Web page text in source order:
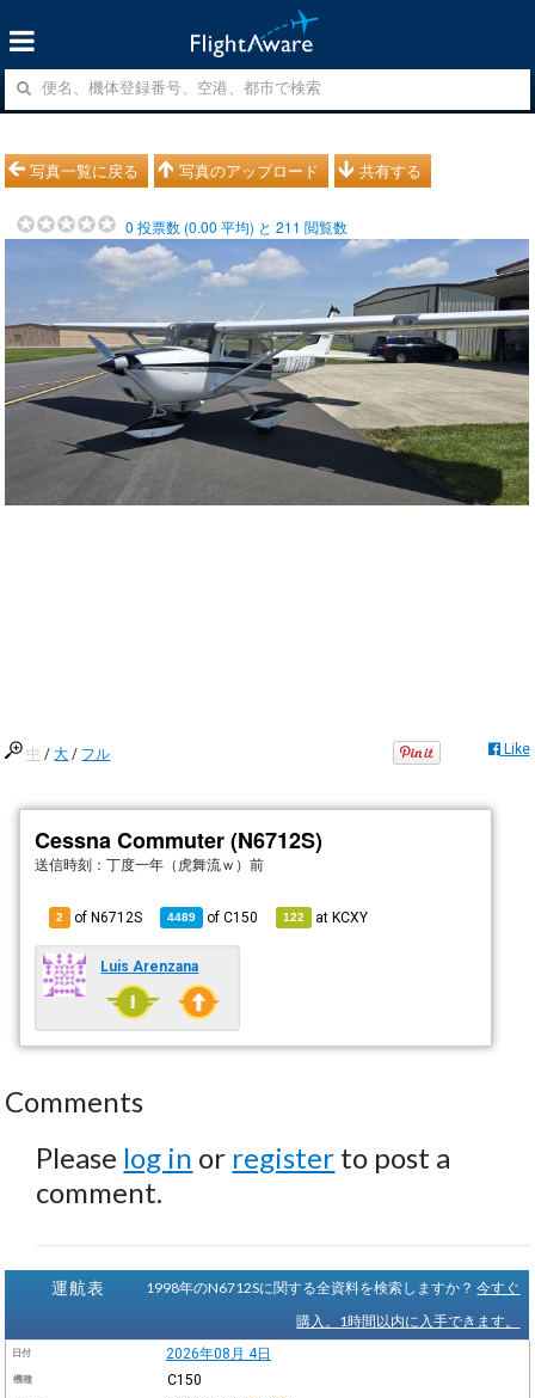
写真一覧に戻る 写真のアップロード 共有する
0 投票数 (0.00 平均) と211 閲覧数
中 /大 / フル Like
Cessna Commuter (N6712S)
送信時刻：丁度一年（虎舞流ｗ）前
2 of N6712S 4489 ofC150 122 atKCXY
Luis Arenzana
Comments
Please log in or register to post a
comment.
運航表 1998年のN6712Sに関する全資料を検索しますか？今すぐ
購入。1時間以内に入手できます。
日付 2026年08月 4日
機種 C150